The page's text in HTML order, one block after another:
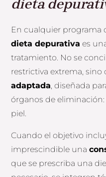
dieta
En cualquier programa
dieta depurativa es
tratamiento. No se
restrictiva extrema,
adaptada, diseñada
órganos de
piel.
Cuando el objetivo
imprescindible una
que se prescriba una